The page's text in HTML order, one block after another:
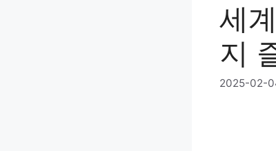
세
지
2025-02-